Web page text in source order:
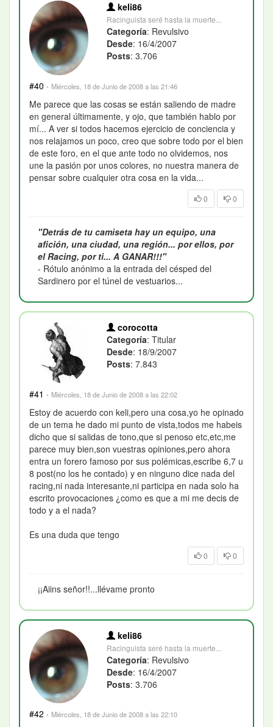
keli86
Racinguista seré hasta la muerte...
Categoría: Revulsivo
Desde: 16/4/2007
Posts: 3.706
#40 · Miércoles, 18 de Junio de 2008 a las 21:46
Me parece que las cosas se están saliendo de madre
en general últimamente, y ojo, que también hablo por
mí... A ver si todos hacemos ejercicio de conciencia y
nos relajamos un poco, creo que sobre todo por el bien
de este foro, en el que ante todo no olvidemos, nos
une la pasión por unos colores, no nuestra manera de
pensar sobre cualquier otra cosa en la vida...
0 0
"Detrás de tu camiseta hay un equipo, una
afición, una ciudad, una región... por ellos, por
el Racing, por ti... A GANAR!!!"
- Rótulo anónimo a la entrada del césped del
Sardinero por el túnel de vestuarios...
corocotta
Categoría: Titular
Desde: 18/9/2007
Posts: 7.843
#41 · Miércoles, 18 de Junio de 2008 a las 22:02
Estoy de acuerdo con keli,pero una cosa,yo he opinado
de un tema he dado mi punto de vista,todos me habeis
dicho que si salidas de tono,que si penoso etc,etc,me
parece muy bien,son vuestras opiniones,pero ahora
entra un forero famoso por sus polémicas,escribe 6,7 u
8 post(no los he contado) y en ninguno dice nada del
racing,ni nada interesante,ni participa en nada solo ha
escrito provocaciones ¿como es que a mi me decis de
todo y a el nada?
Es una duda que tengo
0 0
¡¡Aiins señor!!...llévame pronto
keli86
Racinguista seré hasta la muerte...
Categoría: Revulsivo
Desde: 16/4/2007
Posts: 3.706
#42 · Miércoles, 18 de Junio de 2008 a las 22:10